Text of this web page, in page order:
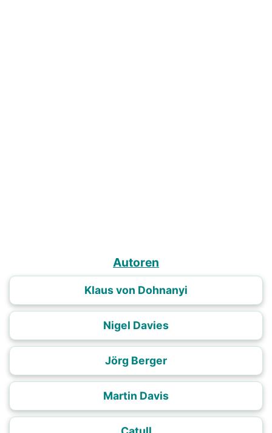
Autoren
Klaus von Dohnanyi
Nigel Davies
Jörg Berger
Martin Davis